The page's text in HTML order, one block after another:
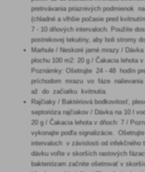
pretrvávania priaznivých podmienok
(chladné a vlhšie počasie pred
7 - 10 dňových intervaloch. Použite
postrekovej tekutiny, aby boli stromy
Marhule / Neskoré jarné mrazy /
plochu 100 m2: 20 g / Čakacia lehota
Poznámky: Ošetrujte 24 - 48 hodín
príchodom mrazu vo fáze
až do začiatku kvitnutia.
Rajčiaky / Baktériová bodkovitosť,
septorióza rajčiakov / Dávka na 10 l
20 g / Čakacia lehota v dňoch: 7 /
vykonajte podľa signalizácie.
intervaloch v závislosti od infekčného
dávku voľte v skorších rastových
bakteriózam začnite ošetrovať v